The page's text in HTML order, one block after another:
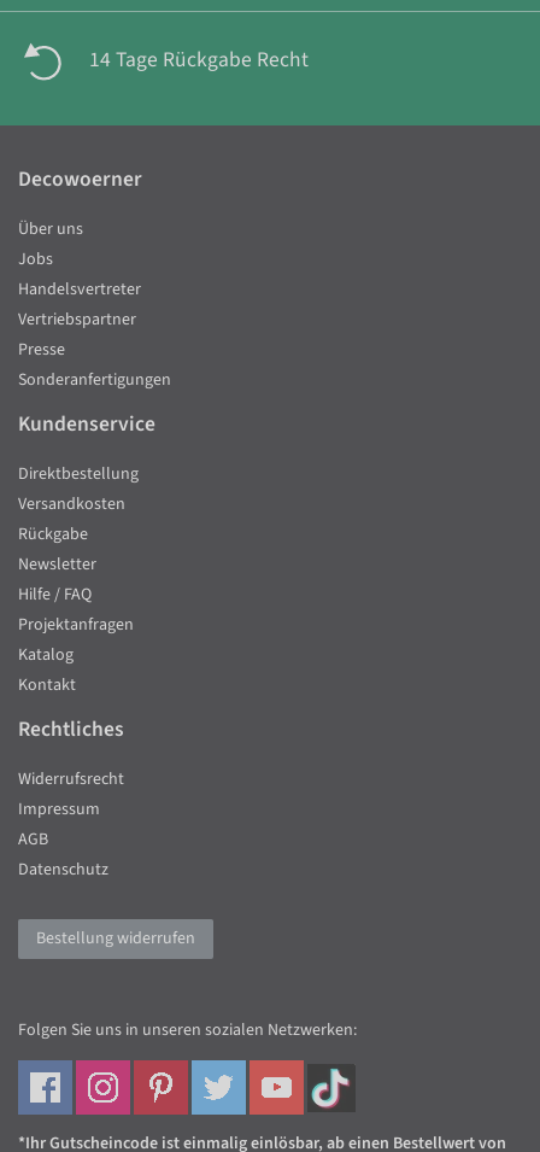
14 Tage Rückgabe Recht
Decowoerner
Über uns
Jobs
Handelsvertreter
Vertriebspartner
Presse
Sonderanfertigungen
Kundenservice
Direktbestellung
Versandkosten
Rückgabe
Newsletter
Hilfe / FAQ
Projektanfragen
Katalog
Kontakt
Rechtliches
Widerrufsrecht
Impressum
AGB
Datenschutz
Bestellung widerrufen
Folgen Sie uns in unseren sozialen Netzwerken:
*Ihr Gutscheincode ist einmalig einlösbar, ab einen Bestellwert von